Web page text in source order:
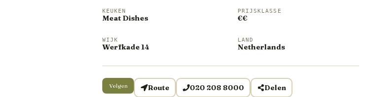
KEUKEN
Meat Dishes
PRIJSKLASSE
€€
WIJK
Werfkade 14
LAND
Netherlands
Volgen Route 020 208 8000 Delen